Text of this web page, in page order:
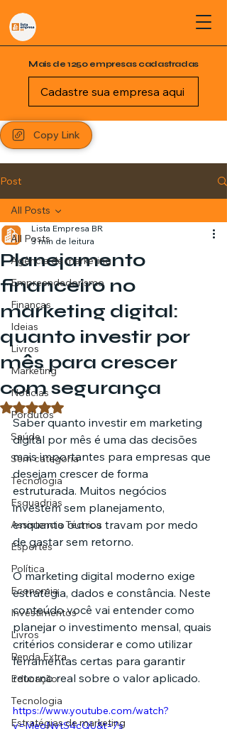
Mais de 1250 empresas cadastradas
Cadastre sua empresa aqui
Copy Link
Post
All Posts
Agência de marketing
Empreendedorismo
Finanças
Ideias
Livros
Marketing
Notícias
Pordutos
Saúde
Sem categoria
Tecnologia
Esquadrias
Assistencia Técnica
Esportes
Política
Economia
Investimentos
Livros
Renda Extra
Educação
Tecnologia
Estratégias de marketing
All Posts
Planejamento
financeiro no
marketing digital:
quanto investir por
mês para crescer
com segurança
Lista Empresa BR
3 min de leitura
Avaliado com NaN de 5 estrelas.
Saber quanto investir em marketing
digital por mês é uma das decisões
mais importantes para empresas que
desejam crescer de forma
estruturada. Muitos negócios
investem sem planejamento,
enquanto outros travam por medo
de gastar sem retorno.
O marketing digital moderno exige
estratégia, dados e constância. Neste
conteúdo você vai entender como
planejar o investimento mensal, quais
critérios considerar e como utilizar
ferramentas certas para garantir
retorno real sobre o valor aplicado.
https://www.youtube.com/watch?
v=MeoNvtS4cQU&t=7s